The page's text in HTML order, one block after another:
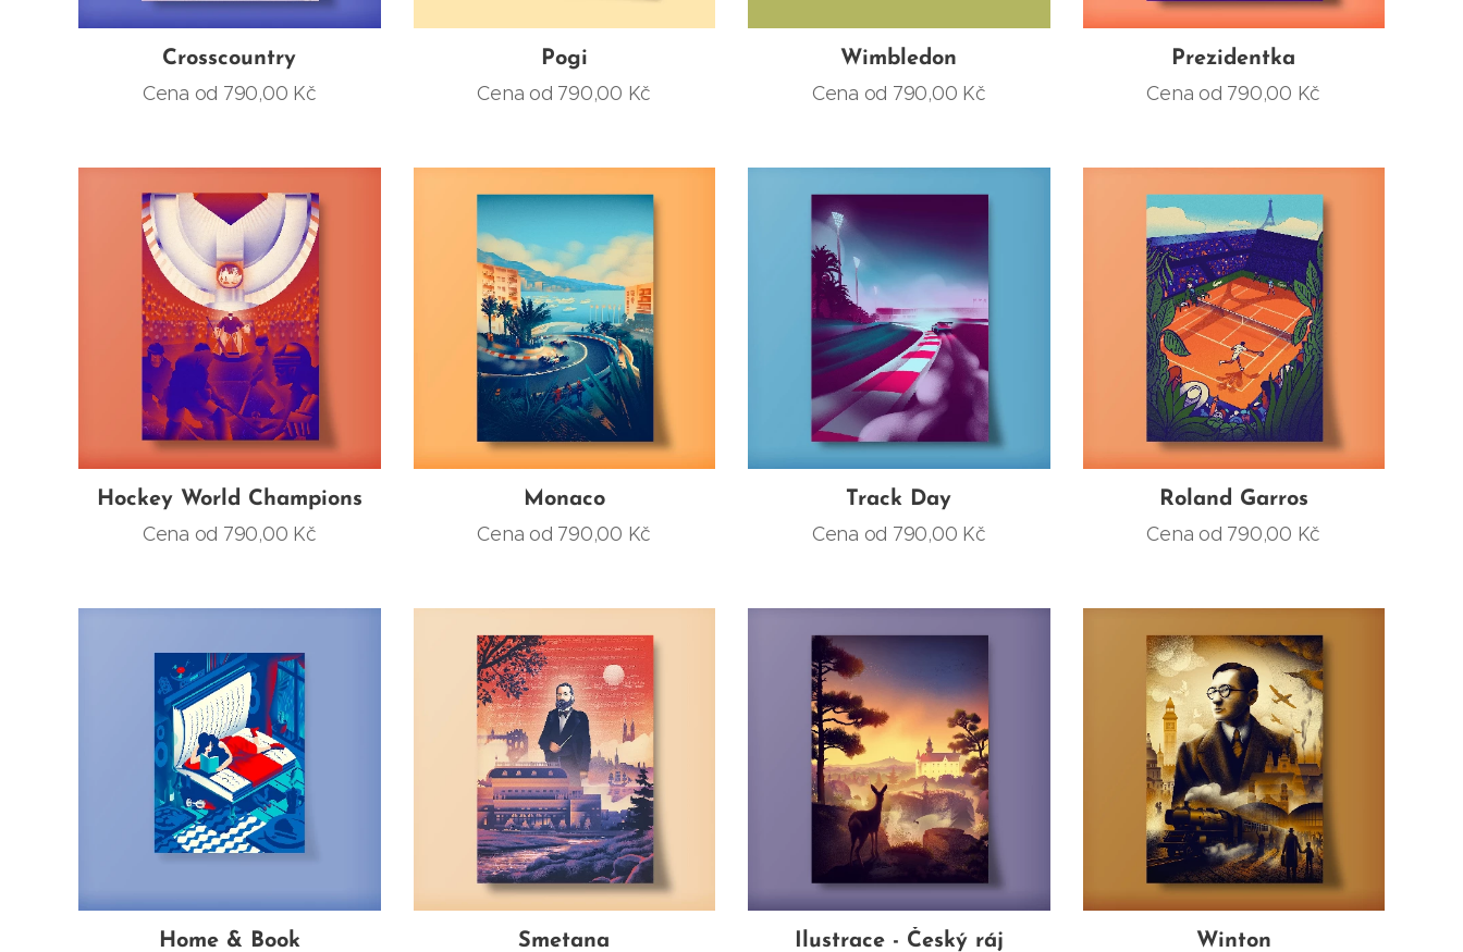
Crosscountry
Cena od 790,00 Kč
Pogi
Cena od 790,00 Kč
Wimbledon
Cena od 790,00 Kč
Prezidentka
Cena od 790,00 Kč
Hockey World Champions
Cena od 790,00 Kč
Monaco
Cena od 790,00 Kč
Track Day
Cena od 790,00 Kč
Roland Garros
Cena od 790,00 Kč
Home & Book Smetana Ilustrace - Český ráj Winton